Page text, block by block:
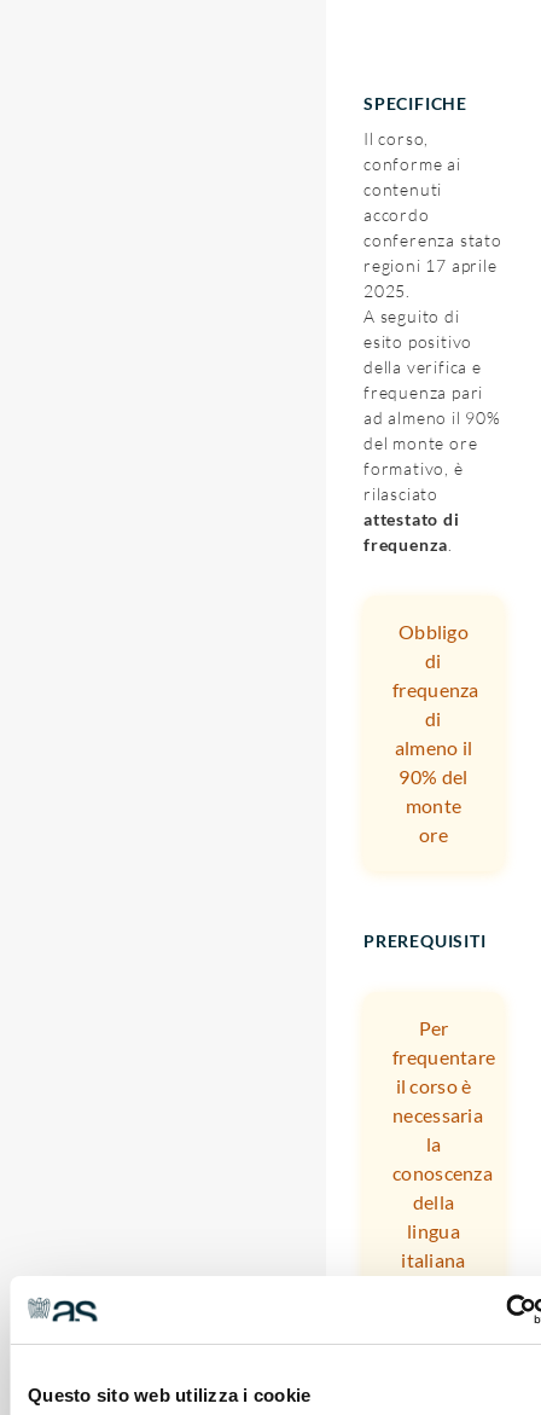
Questo sito web utilizza i cookie
SPECIFICHE
Il corso,
conforme ai
contenuti
accordo
conferenza stato
regioni 17 aprile
2025.
A seguito di
esito positivo
della verifica e
frequenza pari
ad almeno il 90%
del monte ore
formativo, è
rilasciato
attestato di
frequenza
Obbligo
di
frequenza
di
almeno il
90% del
monte
ore
PREREQUISITI
Per
frequentare
il corso è
necessaria
la
conoscenza
della
lingua
italiana